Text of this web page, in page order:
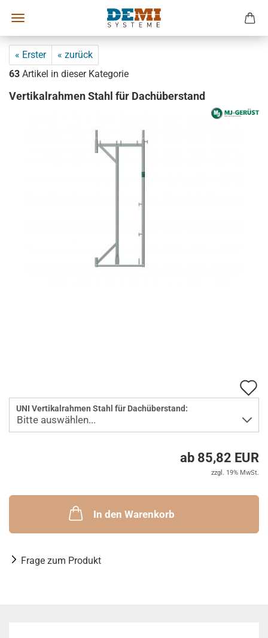
« Erster
« zurück
63 Artikel in dieser Kategorie
Vertikalrahmen Stahl für Dachüberstand
UNI Vertikalrahmen Stahl für Dachüberstand:
ab 85,82 EUR
zzgl. 19% MwSt.
In den Warenkorb
Frage zum Produkt